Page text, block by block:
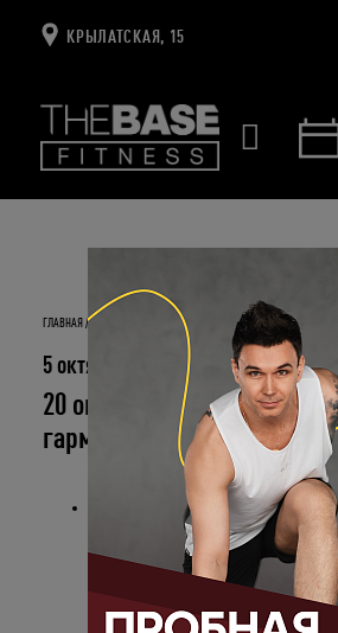
КРЫЛАТСКАЯ, 15
ГЛАВНАЯ НОВОСТИ И СОБЫТИЯ 20 ОКТЯБРЯ PILATES DAY –
5 октября 2018
20 октября Pilates Day –
гармонии
– это не только тренировки
требуют энергии и эмоций, работы
Это также постоянное
самое важное – отдых и